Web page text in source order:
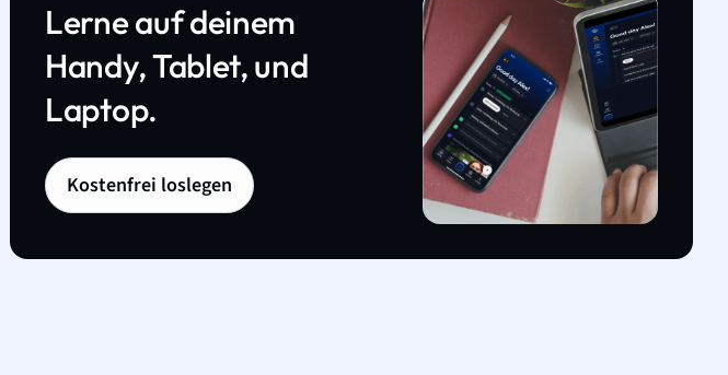
Lerne auf deinem
Handy, Tablet, und
Laptop.
Kostenfrei loslegen